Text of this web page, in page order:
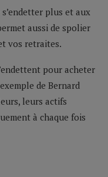
plus et aux
aussi de spolier
vos retraites.
pour acheter
de Bernard
leurs actifs
à chaque fois